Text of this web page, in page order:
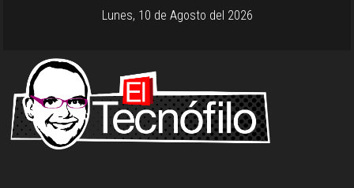
Lunes, 10 de Agosto del 2026